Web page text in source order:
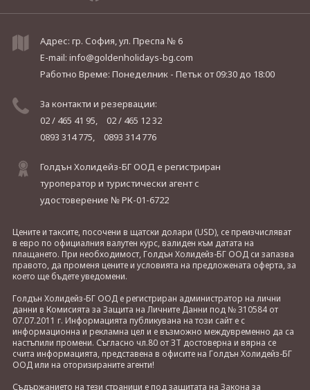
Адрес: гр. София, ул. Преспа № 6
E-mail: info@goldenholidays-bg.com
Работно Време: Понеделник - Петъкот 09:30 до 18:00
За контакти и резервации:
02 / 465 41 95,
02 / 465 12 32
0893 314 775,
0893 314 776
Голдън Холидейз-БГ ООД е регистриран
туроператор и туристически агент с
удостоверение № РК-01-6722
Цените и таксите, посочени в щатски долари (USD), се преизчисляват
в евро по официалния валутен курс, валиден към датата на
плащането. При необходимост, Голдън Холидейз-БГ ООД си запазва
правото, да променя цените и условията на предложената оферта, за
което ще бъдете уведомени.
Голдън Холидейз-БГ ООД е регистриран администратор на лични
данни в Комисията за Защита на Личните Данни под № 310584 от
07.07.2011 г. Информацията публикувана на този сайт е с
информационна и рекламна цел и е възможно междувременно да са
настъпили промени. Съгласно чл.80 от ЗТ достоверна и вярна се
счита информацията, представена в офисите на Голдън Холидейз-БГ
ООД или на оторизираните агенти!
Съдържанието на тези страници е под защитата на Закона за